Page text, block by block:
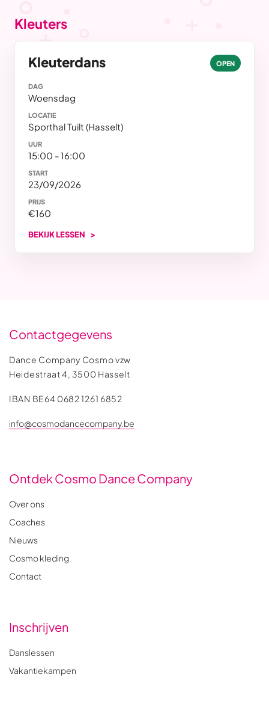
Kleuters
Kleuterdans OPEN
DAG
Woensdag
LOCATIE
Sporthal Tuilt (Hasselt)
UUR
15:00 - 16:00
START
23/09/2026
PRIJS
€160
BEKIJK LESSEN
Contactgegevens
Dance Company Cosmo vzw
Heidestraat 4, 3500 Hasselt
IBAN BE64 0682 1261 6852
info@cosmodancecompany.be
Ontdek Cosmo Dance Company
Over ons
Coaches
Nieuws
Cosmo kleding
Contact
Inschrijven
Danslessen
Vakantiekampen